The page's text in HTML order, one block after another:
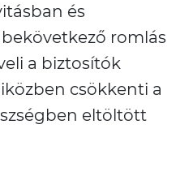
és
romlás
a biztosítók
csökkenti a
eltöltött